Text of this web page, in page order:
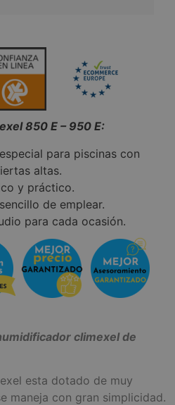
850 E – 950 E:
para piscinas con
altas.
y práctico.
de emplear.
para cada ocasión.
climexel de
esta dotado de muy
maneja con gran simplicidad.